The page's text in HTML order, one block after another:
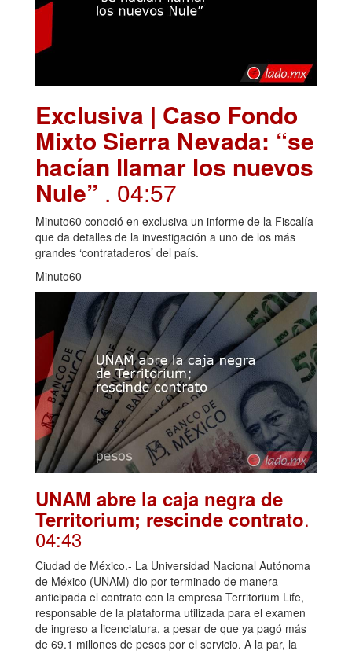
Exclusiva | Caso Fondo
Mixto Sierra Nevada: “se
hacían llamar los nuevos
Nule” . 04:57
Minuto60 conoció en exclusiva un informe de la Fiscalía
que da detalles de la investigación a uno de los más
grandes ‘contrataderos’ del país.
Minuto60
UNAM abre la caja negra de
Territorium; rescinde contrato.
04:43
Ciudad de México.- La Universidad Nacional Autónoma
de México (UNAM) dio por terminado de manera
anticipada el contrato con la empresa Territorium Life,
responsable de la plataforma utilizada para el examen
de ingreso a licenciatura, a pesar de que ya pagó más
de 69.1 millones de pesos por el servicio. A la par, la